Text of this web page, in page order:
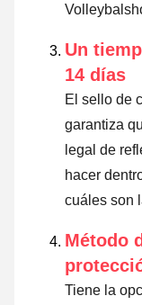
Un
14 días
El sello de
garantiza
legal de
hacer
cuáles son
Método
Tiene la